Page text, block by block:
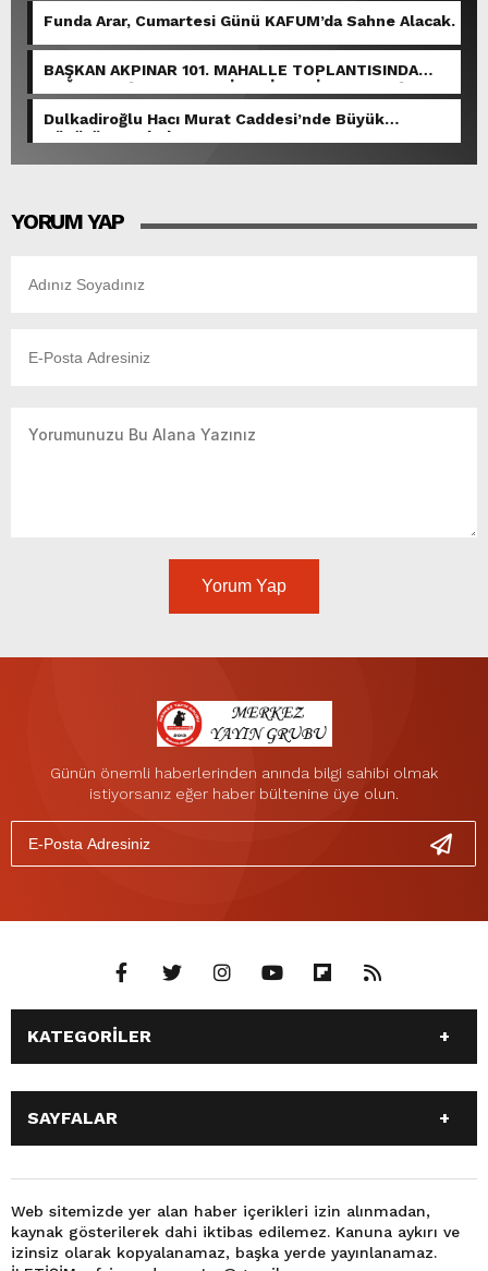
Funda Arar, Cumartesi Günü KAFUM’da Sahne Alacak.
BAŞKAN AKPINAR 101. MAHALLE TOPLANTISINDA
BAĞLARBAŞI MAHALLESİ SAKİNLERİYLE BULUŞTU.
Dulkadiroğlu Hacı Murat Caddesi’nde Büyük
Dönüşüm Başladı.
YORUM YAP
Yorum Yap
Günün önemli haberlerinden anında bilgi sahibi olmak
istiyorsanız eğer haber bültenine üye olun.
KATEGORİLER
ANASAYFA
GÜNDEM
SİYASET
SPOR
EKONOMİ
TEKNOLOJİ
3. SAYFA
BÜYÜKŞEHİR BELEDİYESİ
DÜNYA
FOTO GALERİ
KÜLTÜR SANAT
SAYFALAR
SİYASET
EĞİTİM
SPOR
EKONOMİ
TEKNOLOJİ
3. SAYFA
Web sitemizde yer alan haber içerikleri izin alınmadan,
kaynak gösterilerek dahi iktibas edilemez. Kanuna aykırı ve
izinsiz olarak kopyalanamaz, başka yerde yayınlanamaz.